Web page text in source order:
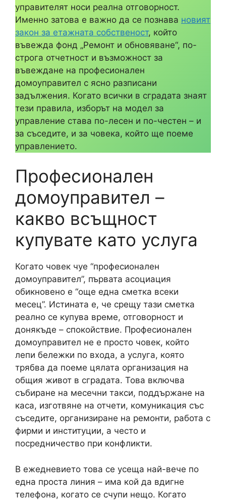
управителят носи реална отговорност.
Именно затова е важно да се познава новият
закон за етажната собственост, който
въвежда фонд „Ремонт и обновяване“, по-
строга отчетност и възможност за
въвеждане на професионален
домоуправител с ясно разписани
задължения. Когато всички в сградата знаят
тези правила, изборът на модел за
управление става по-лесен и по-честен – и
за съседите, и за човека, който ще поеме
управлението.
Професионален
домоуправител –
какво всъщност
купувате като услуга
Когато човек чуе “професионален
домоуправител”, първата асоциация
обикновено е “още една сметка всеки
месец”. Истината е, че срещу тази сметка
реално се купува време, отговорност и
донякъде – спокойствие. Професионален
домоуправител не е просто човек, който
лепи бележки по входа, а услуга, която
трябва да поеме цялата организация на
общия живот в сградата. Това включва
събиране на месечни такси, поддържане на
каса, изготвяне на отчети, комуникация със
съседите, организиране на ремонти, работа с
фирми и институции, а често и
посредничество при конфликти.
В ежедневието това се усеща най-вече по
една проста линия – има кой да вдигне
телефона, когато се счупи нещо. Когато